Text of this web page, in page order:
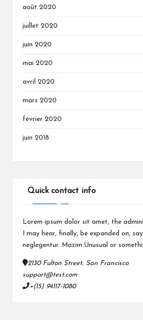
août 2020
juillet 2020
juin 2020
mai 2020
avril 2020
mars 2020
février 2020
juin 2018
Quick contact info
Lorem ipsum dolor sit amet, the
I may hear, finally, be expanded on,
neglegentur.
Mazim.Unusual or
2130 Fulton Street, San Francisco
support@test.com
+(15) 94117-1080